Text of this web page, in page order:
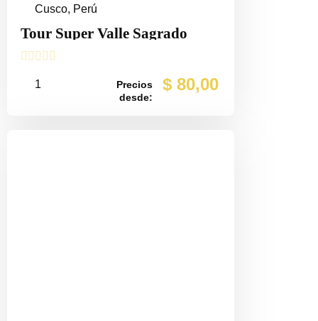
Cusco, Perú
Tour Super Valle Sagrado

1
Precios
desde:
$ 80,00